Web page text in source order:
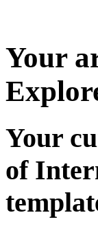
Your
Your
of